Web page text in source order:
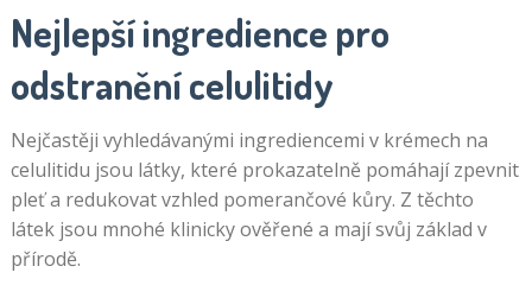
Nejlepší ingredience pro
odstranění celulitidy
Nejčastěji vyhledávanými ingrediencemi v krémech na
celulitidu jsou látky, které prokazatelně pomáhají zpevnit
pleť a redukovat vzhled pomerančové kůry. Z těchto
látek jsou mnohé klinicky ověřené a mají svůj základ v
přírodě.